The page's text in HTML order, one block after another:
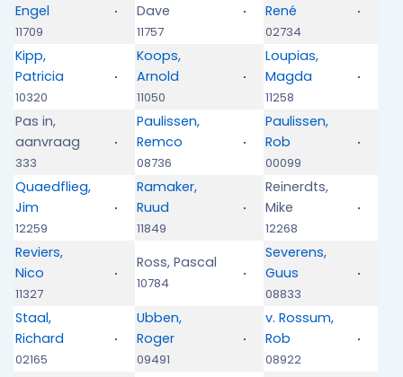
Engel
11709
Dave
11757
René
02734
Kipp,
Patricia
10320
Koops,
Arnold
11050
Loupias,
Magda
11258
Pas in,
aanvraag
333
Paulissen,
Remco
08736
Paulissen,
Rob
00099
Quaedflieg,
Jim
12259
Ramaker,
Ruud
11849
Reinerdts,
Mike
12268
Reviers,
Nico
11327
Ross, Pascal
10784
Severens,
Guus
08833
Staal,
Richard
02165
Ubben,
Roger
09491
v. Rossum,
Rob
08922